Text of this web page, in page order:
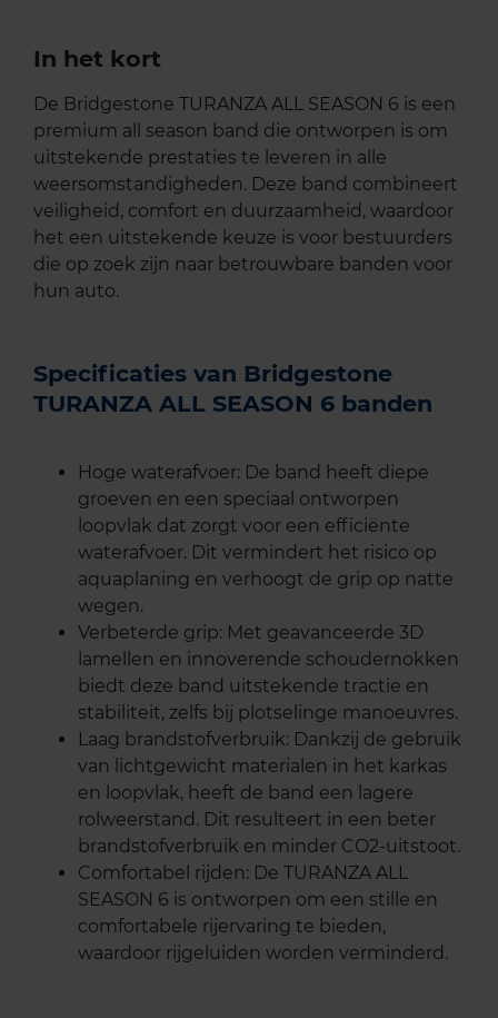
In het kort
De Bridgestone TURANZA ALL SEASON 6 is een
premium all season band die ontworpen is om
uitstekende prestaties te leveren in alle
weersomstandigheden. Deze band combineert
veiligheid, comfort en duurzaamheid, waardoor
het een uitstekende keuze is voor bestuurders
die op zoek zijn naar betrouwbare banden voor
hun auto.
Specificaties van Bridgestone
TURANZA ALL SEASON 6 banden
Hoge waterafvoer: De band heeft diepe
groeven en een speciaal ontworpen
loopvlak dat zorgt voor een efficiënte
waterafvoer. Dit vermindert het risico op
aquaplaning en verhoogt de grip op natte
wegen.
Verbeterde grip: Met geavanceerde 3D
lamellen en innoverende schoudernokken
biedt deze band uitstekende tractie en
stabiliteit, zelfs bij plotselinge manoeuvres.
Laag brandstofverbruik: Dankzij de gebruik
van lichtgewicht materialen in het karkas
en loopvlak, heeft de band een lagere
rolweerstand. Dit resulteert in een beter
brandstofverbruik en minder CO2-uitstoot.
Comfortabel rijden: De TURANZA ALL
SEASON 6 is ontworpen om een stille en
comfortabele rijervaring te bieden,
waardoor rijgeluiden worden verminderd.